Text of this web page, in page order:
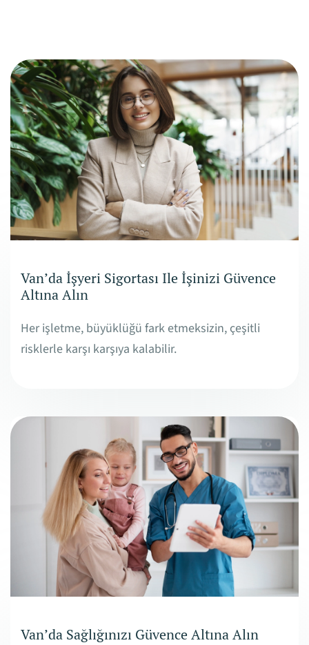
Van’da İşyeri Sigortası Ile İşinizi Güvence
Altına Alın
Her işletme, büyüklüğü fark etmeksizin, çeşitli
risklerle karşı karşıya kalabilir.
Van’da Sağlığınızı Güvence Altına Alın